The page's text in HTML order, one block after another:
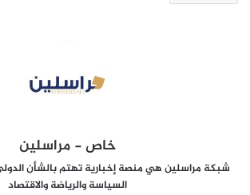
خاص - مراسلين
شبكة مراسلين هي منصة إخبارية تهتم بالشأن
السياسة والرياضة والاقتصاد